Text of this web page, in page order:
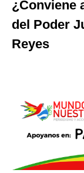
¿Conviene
del Poder
Reyes